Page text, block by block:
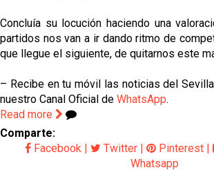
Concluía su locución haciendo una
partidos nos van a ir dando ritmo de
que llegue el siguiente, de quitarnos este
– Recibe en tu móvil las noticias del
nuestro Canal Oficial de WhatsApp.
Read more
Comparte:
Facebook
Twitter Pinterest
Whatsapp